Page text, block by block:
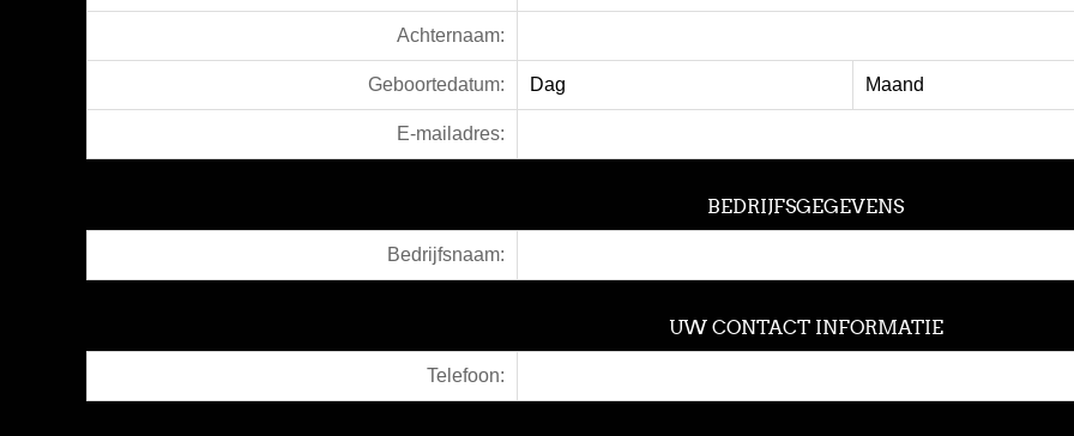
Achternaam:
Geboortedatum:
E-mailadres:
BEDRIJFSGEGEVENS
Bedrijfsnaam:
UW CONTACT INFORMATIE
Telefoon: